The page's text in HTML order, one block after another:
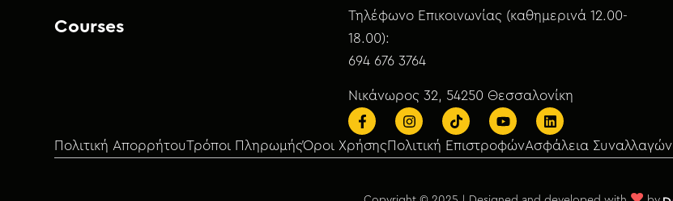
Courses
Τηλέφωνο Επικοινωνίας (καθημερινά 12.00-
18.00):
694 676 3764
Νικάνωρος 32, 54250 Θεσσαλονίκη
Πολιτική ΑπορρήτουΤρόποι ΠληρωμήςΌροι ΧρήσηςΠολιτική ΕπιστροφώνΑσφάλεια Συναλλαγών